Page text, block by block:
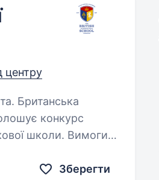
центру
конкурс
школи. Вимоги:
Зберегти